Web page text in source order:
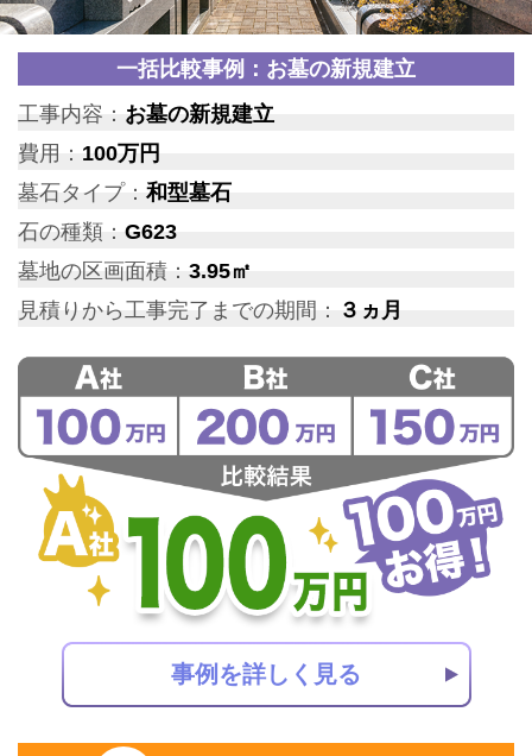
一括比較事例：お墓の新規建立
工事内容： お墓の新規建立
費用： 100万円
墓石タイプ：和型墓石
石の種類： G623
墓地の区画面積： 3.95㎡
見積りから工事完了までの期間： ３ヵ月
事例を詳しく見る